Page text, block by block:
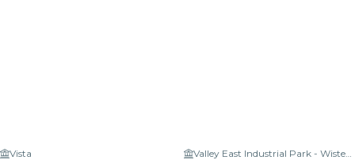
Vista
Valley East Industrial Park - Wisteria Theater